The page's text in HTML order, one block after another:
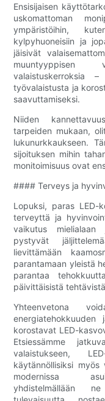
Ensisijaisen
uskomattoman
ympäristöihin,
kylpyhuoneisiin ja
jäisivät
muuntyyppisen
valaistuskerroksia –
työvalaistusta ja
saavuttamiseksi.
Niiden
tarpeiden mukaan,
lukunurkkaukseen.
sijoituksen mihin
monitoimisuus ovat
#### Terveys ja
Lopuksi, paras LED-
terveyttä ja
vaikutus
pystyvät
lievittämään
parantamaan yleistä
parantaa
päivittäisistä
Yhteenvetona
korostavat LED-
Etsiessämme
valaistukseen,
käytännöllisiksi myös
modernissa
yhdistelmällään